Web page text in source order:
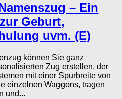
– Ein
Geburt,
uvm. (E)
können Sie ganz
Zug erstellen, der
mit einer Spurbreite von
einzelnen Waggons, tragen
und...